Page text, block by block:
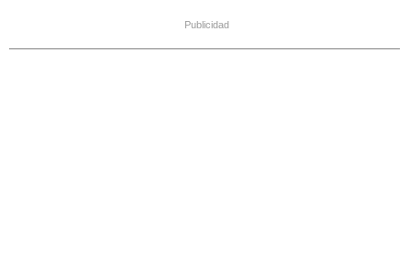
Publicidad